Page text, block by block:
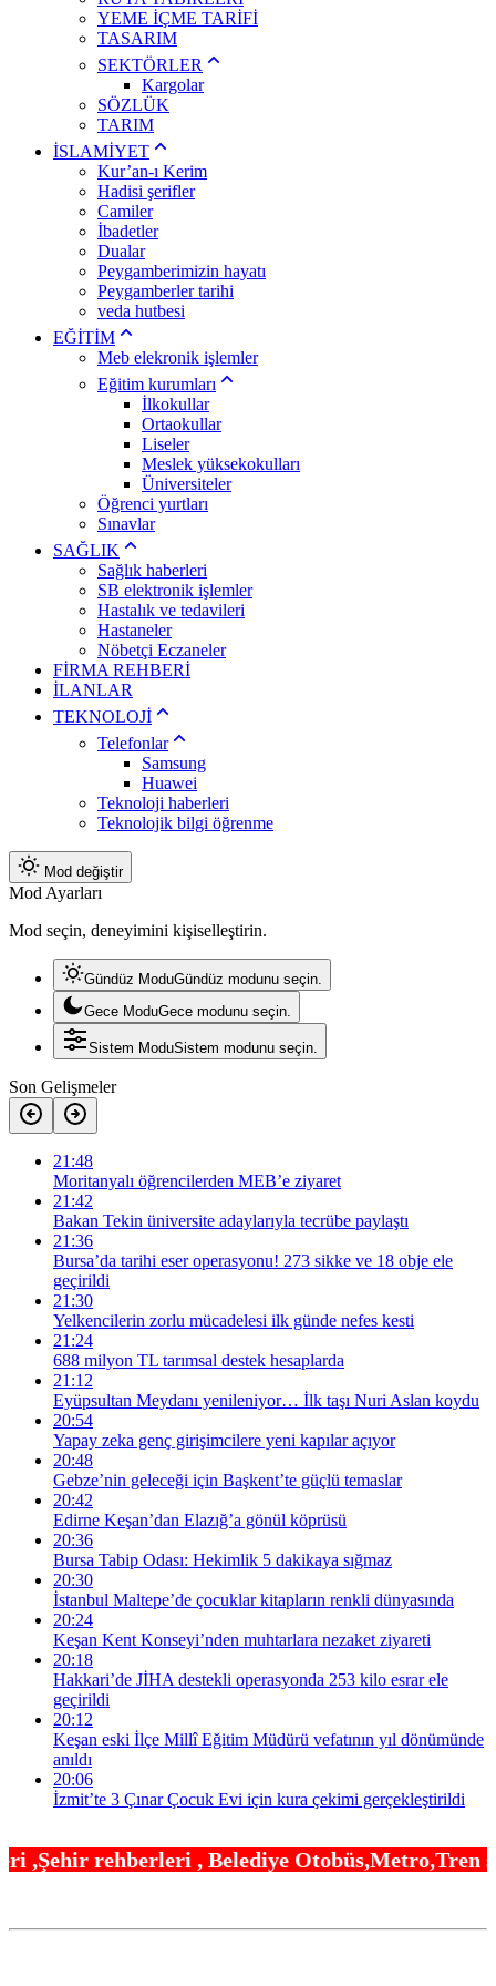
YEME İÇME TARİFİ
TASARIM
SEKTÖRLER
Kargolar
SÖZLÜK
TARIM
İSLAMİYET
Kur’an-ı Kerim
Hadisi şerifler
Camiler
İbadetler
Dualar
Peygamberimizin hayatı
Peygamberler tarihi
veda hutbesi
EĞİTİM
Meb elekronik işlemler
Eğitim kurumları
İlkokullar
Ortaokullar
Liseler
Meslek yüksekokulları
Üniversiteler
Öğrenci yurtları
Sınavlar
SAĞLIK
Sağlık haberleri
SB elektronik işlemler
Hastalık ve tedavileri
Hastaneler
Nöbetçi Eczaneler
FİRMA REHBERİ
İLANLAR
TEKNOLOJİ
Telefonlar
Samsung
Huawei
Teknoloji haberleri
Teknolojik bilgi öğrenme
Mod değiştir
Mod Ayarları
Mod seçin, deneyimini kişiselleştirin.
Gündüz ModuGündüz modunu seçin.
Gece ModuGece modunu seçin.
Sistem ModuSistem modunu seçin.
Son Gelişmeler
21:48
Moritanyalı öğrencilerden MEB’e ziyaret
21:42
Bakan Tekin üniversite adaylarıyla tecrübe paylaştı
21:36
Bursa’da tarihi eser operasyonu! 273 sikke ve 18 obje ele
geçirildi
21:30
Yelkencilerin zorlu mücadelesi ilk günde nefes kesti
21:24
688 milyon TL tarımsal destek hesaplarda
21:12
Eyüpsultan Meydanı yenileniyor… İlk taşı Nuri Aslan koydu
20:54
Yapay zeka genç girişimcilere yeni kapılar açıyor
20:48
Gebze’nin geleceği için Başkent’te güçlü temaslar
20:42
Edirne Keşan’dan Elazığ’a gönül köprüsü
20:36
Bursa Tabip Odası: Hekimlik 5 dakikaya sığmaz
20:30
İstanbul Maltepe’de çocuklar kitapların renkli dünyasında
20:24
Keşan Kent Konseyi’nden muhtarlara nezaket ziyareti
20:18
Hakkari’de JİHA destekli operasyonda 253 kilo esrar ele
geçirildi
20:12
Keşan eski İlçe Millî Eğitim Müdürü vefatının yıl dönümünde
anıldı
20:06
İzmit’te 3 Çınar Çocuk Evi için kura çekimi gerçekleştirildi
, Belediye Otobüs,Metro,Tren